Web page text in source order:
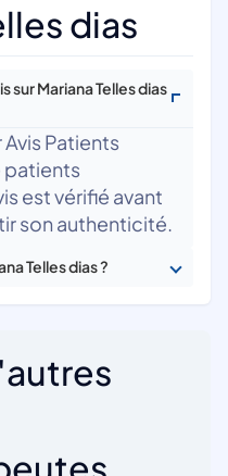
dias
Mariana Telles dias
Avis Patients
patients
est vérifié avant
son authenticité.
Telles dias ?